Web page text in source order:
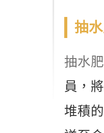
抽
抽水肥
員，
堆積